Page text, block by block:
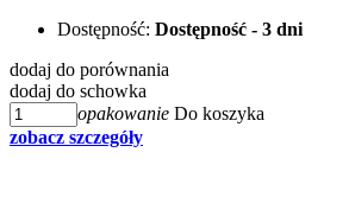
Dostępność: Dostępność - 3 dni
dodaj do porównania
dodaj do schowka
opakowanie Do koszyka
zobacz szczegóły